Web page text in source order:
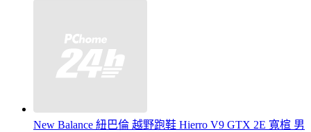
New Balance 紐巴倫 越野跑鞋 Hierro V9 GTX 2E 寬楦 男